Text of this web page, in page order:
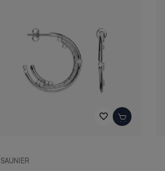
favorite_border
SAUNIER